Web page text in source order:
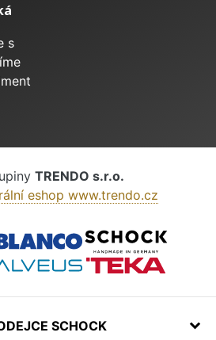
s
TRENDO s.r.o.
eshop www.trendo.cz
SCHOCK